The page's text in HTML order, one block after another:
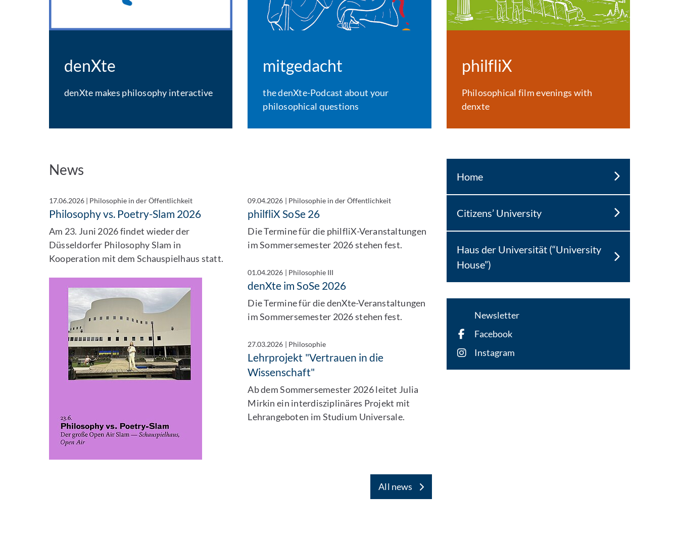
denXte
denXte makes philosophy interactive
mitgedacht
the denXte-Podcast about your
philosophical questions
philfliX
Philosophical film evenings with
denxte
News
17.06.2026 | Philosophie in der Öffentlichkeit
Philosophy vs. Poetry-Slam 2026
Am 23. Juni 2026 findet wieder der
Düsseldorfer Philosophy Slam in
Kooperation mit dem Schauspielhaus statt.
09.04.2026 | Philosophie in der Öffentlichkeit
philfliX SoSe 26
Die Termine für die philfliX-Veranstaltungen
im Sommersemester 2026 stehen fest.
01.04.2026 | Philosophie III
denXte im SoSe 2026
Die Termine für die denXte-Veranstaltungen
im Sommersemester 2026 stehen fest.
27.03.2026 | Philosophie
Lehrprojekt "Vertrauen in die
Wissenschaft"
Ab dem Sommersemester 2026 leitet Julia
Mirkin ein interdisziplinäres Projekt mit
Lehrangeboten im Studium Universale.
All news
Home
Citizens’ University
Haus der Universität (“University
House”)
Newsletter
Facebook
Instagram